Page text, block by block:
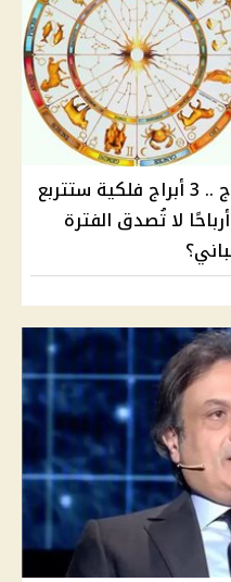
مليارديرات فلوس وذهب وزواج .. 3 أبراج فلكية ستتربع
لا تُصدق الفترة